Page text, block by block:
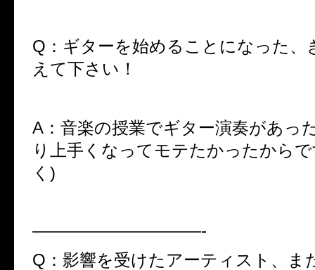
Q：ギターを始めることになった、
えて下さい！
A：音楽の授業でギター演奏があっ
り上手くなってモテたかったから
く)
——————————-
Q：影響を受けたアーティスト、ま